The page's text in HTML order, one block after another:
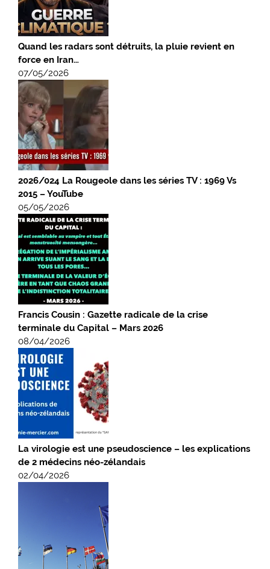
Quand les radars sont détruits, la pluie revient en
force en Iran…
07/05/2026
2026/024 La Rougeole dans les séries TV : 1969 Vs
2015 – YouTube
05/05/2026
Francis Cousin : Gazette radicale de la crise
terminale du Capital – Mars 2026
08/04/2026
La virologie est une pseudoscience – les explications
de 2 médecins néo-zélandais
02/04/2026